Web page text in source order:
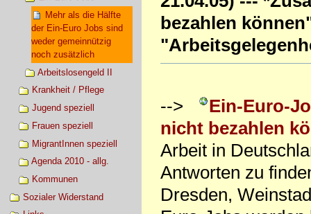
Mehr als die Hälfte
der Ein-Euro Jobs sind
weder gemeinnützig
noch zusätzlich
Arbeitslosengeld II
Krankheit / Pflege
Jugend speziell
Frauen speziell
MigrantInnen speziell
Agenda 2010 - allg.
Kommunen
Sozialer Widerstand
bezahlen
-->
Ein-Euro-
nicht bezahlen
Arbeit in
Antworten zu
Dresden,